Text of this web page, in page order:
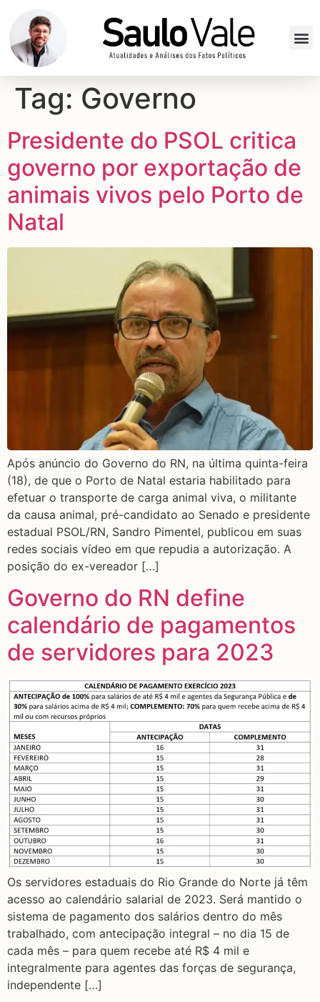
Tag: Governo
Presidente do PSOL critica
governo por exportação de
animais vivos pelo Porto de
Natal
Após anúncio do Governo do RN, na última quinta-feira
(18), de que o Porto de Natal estaria habilitado para
efetuar o transporte de carga animal viva, o militante
da causa animal, pré-candidato ao Senado e presidente
estadual PSOL/RN, Sandro Pimentel, publicou em suas
redes sociais vídeo em que repudia a autorização. A
posição do ex-vereador […]
Governo do RN define
calendário de pagamentos
de servidores para 2023
Os servidores estaduais do Rio Grande do Norte já têm
acesso ao calendário salarial de 2023. Será mantido o
sistema de pagamento dos salários dentro do mês
trabalhado, com antecipação integral – no dia 15 de
cada mês – para quem recebe até R$ 4 mil e
integralmente para agentes das forças de segurança,
independente […]